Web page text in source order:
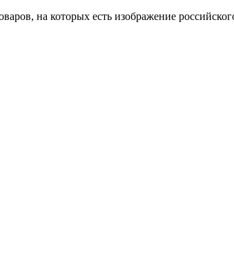
на которых есть изображение